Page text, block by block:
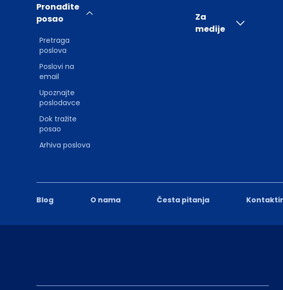
Blog O nama Česta pitanja
Pronađite
posao
Pretraga
poslova
Poslovi na
email
Upoznajte
poslodavce
Dok tražite
posao
Arhiva poslova
Za
medije